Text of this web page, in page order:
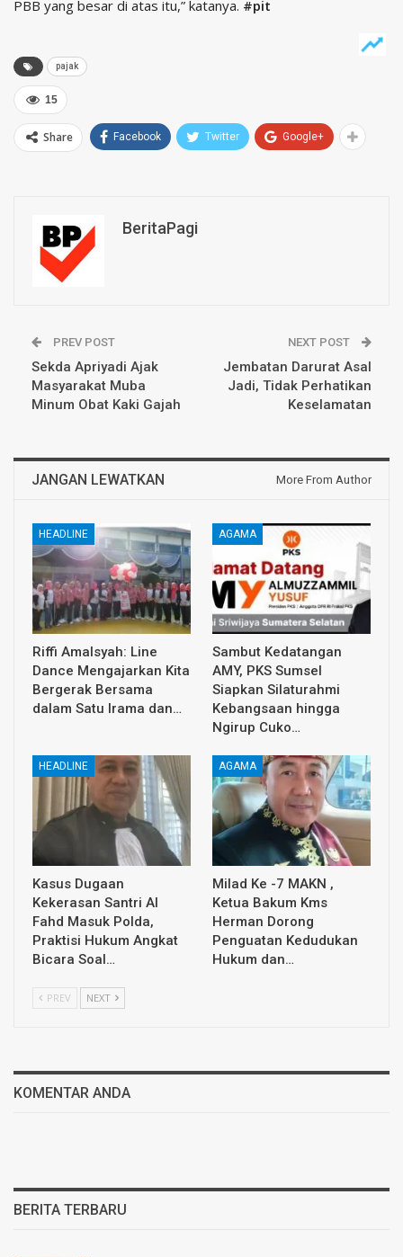
PBB yang besar di atas itu,” katanya. #pit
pajak
15
Share Facebook Twitter Google+
BeritaPagi
PREV POST
Sekda Apriyadi Ajak
Masyarakat Muba
Minum Obat Kaki Gajah
NEXT POST
Jembatan Darurat Asal
Jadi, Tidak Perhatikan
Keselamatan
JANGAN LEWATKAN More From Author
HEADLINE
Riffi Amalsyah: Line
Dance Mengajarkan Kita
Bergerak Bersama
dalam Satu Irama dan…
AGAMA
Sambut Kedatangan
AMY, PKS Sumsel
Siapkan Silaturahmi
Kebangsaan hingga
Ngirup Cuko…
HEADLINE
Kasus Dugaan
Kekerasan Santri Al
Fahd Masuk Polda,
Praktisi Hukum Angkat
Bicara Soal…
AGAMA
Milad Ke -7 MAKN ,
Ketua Bakum Kms
Herman Dorong
Penguatan Kedudukan
Hukum dan…
PREV NEXT
KOMENTAR ANDA
BERITA TERBARU